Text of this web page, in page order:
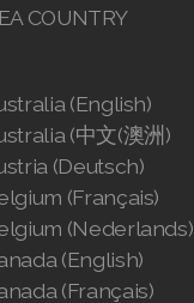
COUNTRY
(English)
(中文(澳洲)
(Deutsch)
(Français)
(Nederlands)
(English)
(Français)